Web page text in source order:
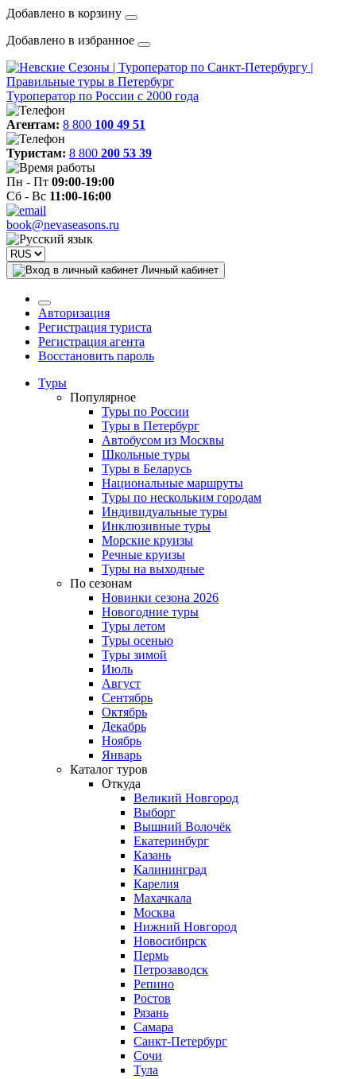
Добавлено в корзину
Добавлено в избранное
Туроператор по России с 2000 года
Агентам: 8 800 100 49 51
Туристам: 8 800 200 53 39
Пн - Пт 09:00-19:00
Сб - Вс 11:00-16:00
book@nevaseasons.ru
Личный кабинет
Авторизация
Регистрация туриста
Регистрация агента
Восстановить пароль
Туры
Популярное
Туры по России
Туры в Петербург
Автобусом из Москвы
Школьные туры
Туры в Беларусь
Национальные маршруты
Туры по нескольким городам
Индивидуальные туры
Инклюзивные туры
Морские круизы
Речные круизы
Туры на выходные
По сезонам
Новинки сезона 2026
Новогодние туры
Туры летом
Туры осенью
Туры зимой
Июль
Август
Сентябрь
Октябрь
Декабрь
Ноябрь
Январь
Каталог туров
Откуда
Великий Новгород
Выборг
Вышний Волочёк
Екатеринбург
Казань
Калининград
Карелия
Махачкала
Москва
Нижний Новгород
Новосибирск
Пермь
Петрозаводск
Репино
Ростов
Рязань
Самара
Санкт-Петербург
Сочи
Тула